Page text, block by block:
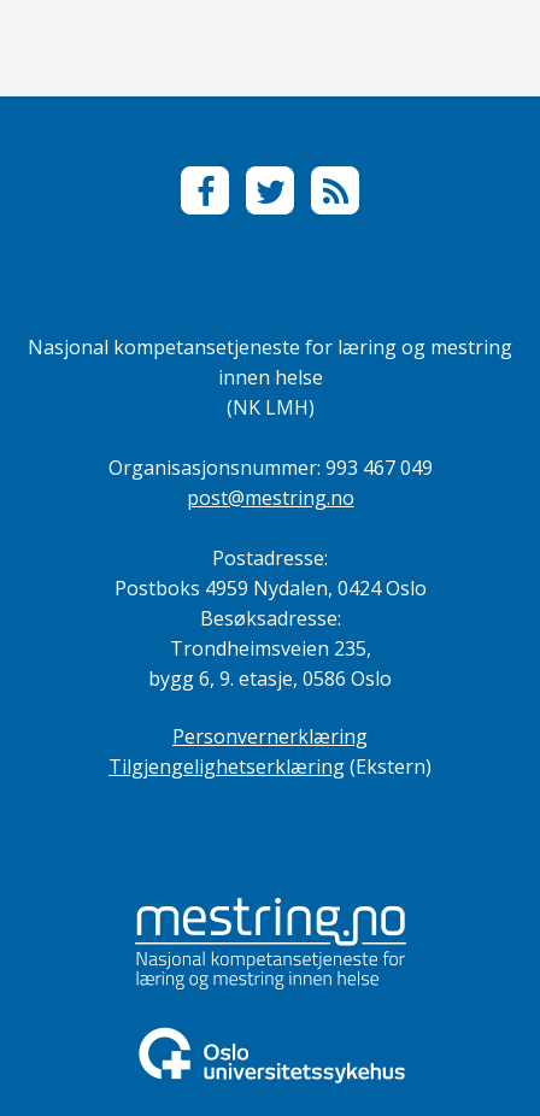
F
a
o
k
T
w
r
R
S
Nasjonal kompetansetjeneste for læring og mestring
innen helse
(NK LMH)
Organisasjonsnummer: 993 467 049
post@mestring.no
Postadresse:
Postboks 4959 Nydalen, 0424 Oslo
Besøksadresse:
Trondheimsveien 235,
bygg 6, 9. etasje, 0586 Oslo
Personvernerklæring
Tilgjengelighetserklæring(Ekstern)